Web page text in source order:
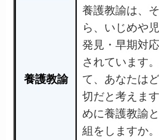
養護教諭
養護教諭は、
ら、いじめや
発見・早期対
されています
て、あなたは
切だと考えま
めに養護教諭
組をしますか